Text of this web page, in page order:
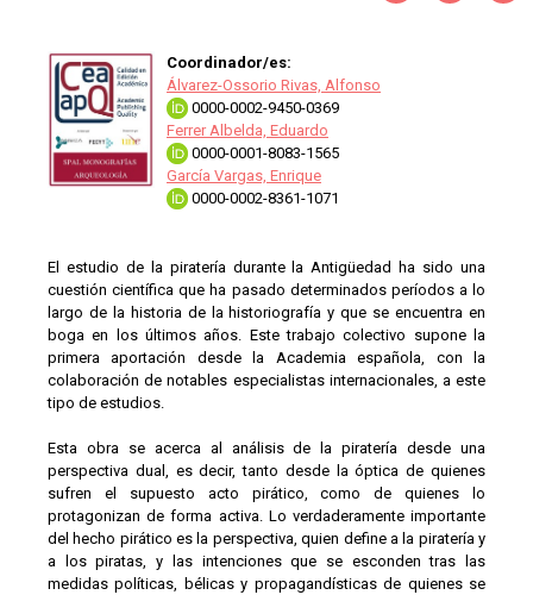
Coordinador/es:
Álvarez-Ossorio Rivas, Alfonso
0000-0002-9450-0369
Ferrer Albelda, Eduardo
0000-0001-8083-1565
García Vargas, Enrique
0000-0002-8361-1071
El estudio de la piratería durante la Antigüedad ha sido una
cuestión científica que ha pasado determinados períodos a lo
largo de la historia de la historiografía y que se encuentra en
boga en los últimos años. Este trabajo colectivo supone la
primera aportación desde la Academia española, con la
colaboración de notables especialistas internacionales, a este
tipo de estudios.
Esta obra se acerca al análisis de la piratería desde una
perspectiva dual, es decir, tanto desde la óptica de quienes
sufren el supuesto acto pirático, como de quienes lo
protagonizan de forma activa. Lo verdaderamente importante
del hecho pirático es la perspectiva, quien define a la piratería y
a los piratas, y las intenciones que se esconden tras las
medidas políticas, bélicas y propagandísticas de quienes se